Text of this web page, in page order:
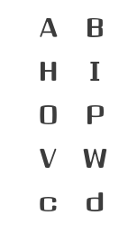
A B
H I
O P
V W
c d